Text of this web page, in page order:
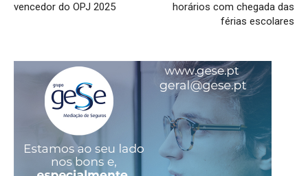
vencedor do OPJ 2025
horários com chegada das
férias escolares